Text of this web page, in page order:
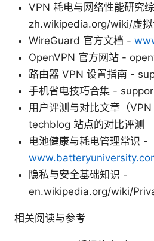
VPN 耗电与网络性能研究
zh.wikipedia.org/wiki/虚拟
WireGuard 官方文档 -
OpenVPN 官方网站 -
路由器 VPN 设置指南 -
手机省电技巧合集 -
用户评测与对比文章（
techblog 站点的对比评测
电池健康与耗电管理常识 -
隐私与安全基础知识 -
en.wikipedia.org/wiki/
相关阅读与参考